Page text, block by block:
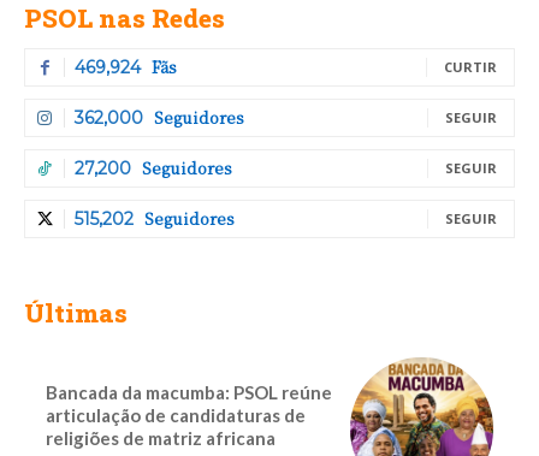
PSOL nas Redes
469,924 Fãs CURTIR
362,000 Seguidores SEGUIR
27,200 Seguidores SEGUIR
515,202 Seguidores SEGUIR
Últimas
Bancada da macumba: PSOL reúne
articulação de candidaturas de
religiões de matriz africana